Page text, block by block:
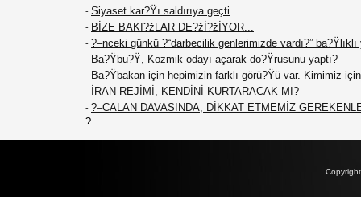
- Siyaset kar?Ÿı saldırıya geçti
- BİZE BAKI?žLAR DE?žİ?žİYOR...
- ?–nceki günkü ?“darbecilik genlerimizde vardı?”
- Ba?Ÿbu?Ÿ, Kozmik odayı açarak do?Ÿrusunu yaptı?
- Ba?Ÿbakan için hepimizin farklı görü?Ÿü var. Kimimiz
- İRAN REJİMİ, KENDİNİ KURTARACAK MI?
- ?–CALAN DAVASINDA, DİKKAT ETMEMİZ
?